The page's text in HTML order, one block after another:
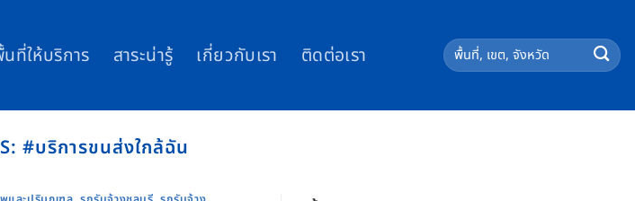
ที่ให้บริการ สาระน่ารู้ เกี่ยวกับเรา ติดต่อเรา
#บริการขนส่งใกล้ฉัน